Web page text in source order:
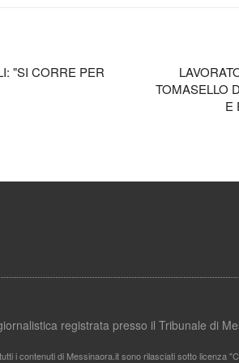
"SI CORRE PER
TOMASELLO
E
registrata presso il Tribunale di
i contenuti di Messinaora.it sono rilasciati sotto licenza